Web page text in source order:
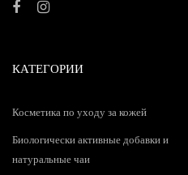
КАТЕГОРИИ
Косметика по уходу за кожей
Биологически активные добавки и
натуральные чаи